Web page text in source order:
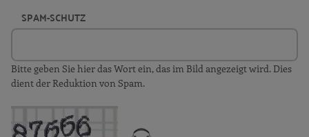
SPAM-SCHUTZ
Bitte geben Sie hier das Wort ein, das im Bild angezeigt wird. Dies
dient der Reduktion von Spam.